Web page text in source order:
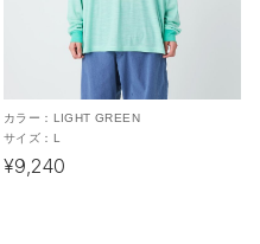
カラー： LIGHT GREEN
サイズ： L
¥9,240